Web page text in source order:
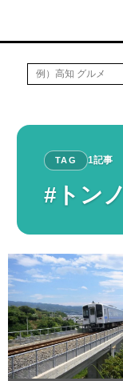
TAG 1記事
#トンノ